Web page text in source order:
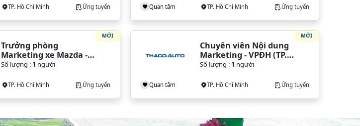
TP. Hồ Chí Minh Ứng tuyển Quan tâm TP. Hồ Chí Minh Ứng tuyển
Trưởng phòng
Marketing xe Mazda -
VPĐH (TP. HCM)
Số lượng :1 người
TP. Hồ Chí Minh Ứng tuyển
MỚI
Chuyên viên Nội dung
Marketing - VPĐH (TP.
HCM)
Số lượng :1 người
Quan tâm TP. Hồ Chí Minh Ứng tuyển
MỚI